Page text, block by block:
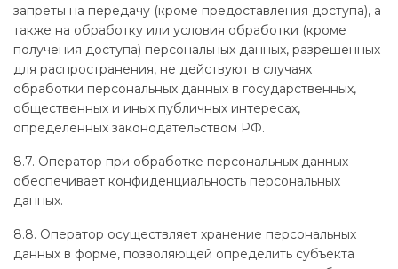
запреты на передачу (кроме предоставления доступа), а
также на обработку или условия обработки (кроме
получения доступа) персональных данных, разрешенных
для распространения, не действуют в случаях
обработки персональных данных в государственных,
общественных и иных публичных интересах,
определенных законодательством РФ.
8.7. Оператор при обработке персональных данных
обеспечивает конфиденциальность персональных
данных.
8.8. Оператор осуществляет хранение персональных
данных в форме, позволяющей определить субъекта